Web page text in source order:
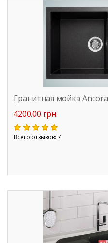
Гранитная мойка Ancora
4200.00 грн.
Всего отзывов: 7